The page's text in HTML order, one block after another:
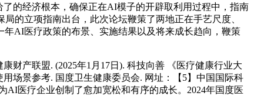
的经济根本，确保正在AI模子的开辟取利用过程中，指南
的立项指南出台，此次论坛鞭策了两地正在手艺尺度、
AI医疗政策的布景、实施结果以及将来成长趋向，鞭策
产联盟. (2025年1月17日). 科技向善 《医疗健康行业大
场景参考. 国度卫生健康委员会. 网址：【5】中国国际科
AI医疗企业创制了愈加宽松和有序的成长。2024年国度医